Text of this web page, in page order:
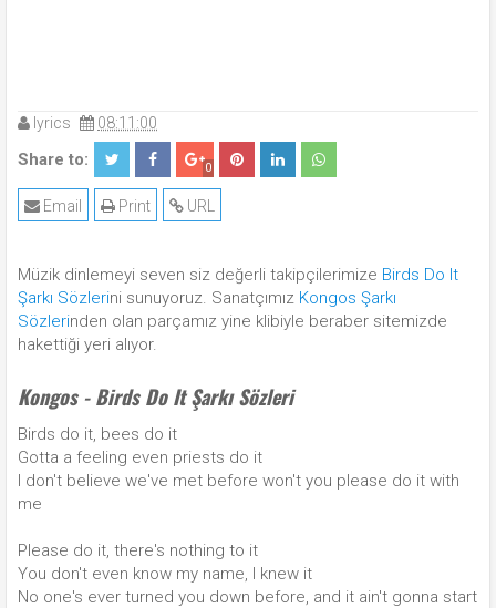
lyrics 08:11:00
Share to: 0
URL
Print
Email
Müzik dinlemeyi seven siz değerli takipçilerimize Birds Do It
Şarkı Sözlerini sunuyoruz. Sanatçımız Kongos Şarkı
Sözlerinden olan parçamız yine klibiyle beraber sitemizde
hakettiği yeri alıyor.
Kongos - Birds Do It Şarkı Sözleri
Birds do it, bees do it
Gotta a feeling even priests do it
I don't believe we've met before won't you please do it with
me
Please do it, there's nothing to it
You don't even know my name, I knew it
No­ one's ever turned you down before, and it ain't gonna start